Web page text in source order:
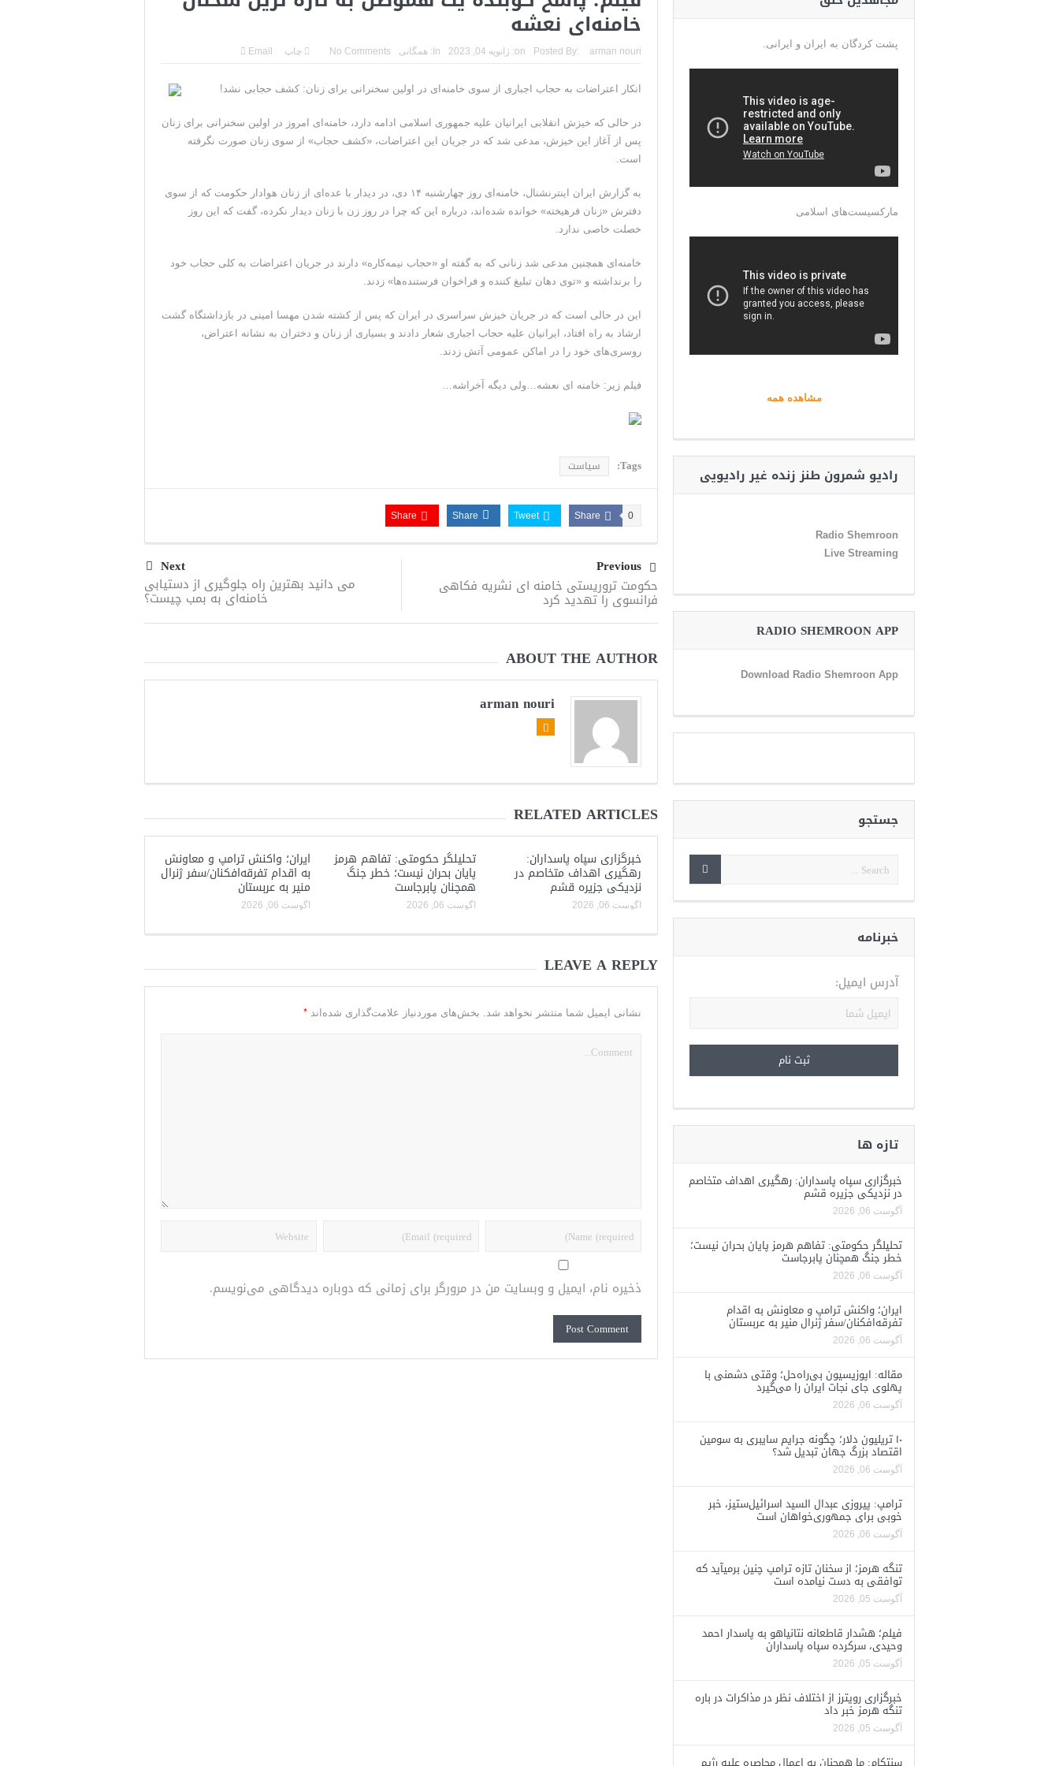
ترامپ: پیروزی عبدال السید اسرائیل‌ستیز، خبر خوبی برای جمهوری‌خواهان است
تنگه هرمز؛ از سخنان تازه ترامپ چنین برمیآید که توافقی به دست نیامده است
سنتکام: ما همچنان به اعمال محاصره علیه رژیم ایران ادامه می‌دهیم
خامنه‌ای نعشه
Posted By: arman nouri
on: ژانویه 04, 2023 In: همگانی No Comments چاپ Email
انکار اعتراضات به حجاب اجباری از سوی خامنه‌ای در اولین سخنرانی برای زنان: کشف حجابی نشد!
در حالی که خیزش انقلابی ایرانیان علیه جمهوری اسلامی ادامه دارد، خامنه‌ای امروز در اولین سخنرانی برای زنان
پس از آغاز این خیزش، مدعی شد که در جریان این اعتراضات، «کشف حجاب» از سوی زنان صورت نگرفته
است.
به گزارش ایران اینترنشنال، خامنه‌ای روز چهارشنبه ۱۴ دی، در دیدار با عده‌ای از زنان هوادار حکومت که از سوی
دفترش «زنان فرهیخته» خوانده شده‌اند، درباره این که چرا در روز زن با زنان دیدار نکرده، گفت که این روز
خصلت خاصی ندارد.
خامنه‌ای همچنین مدعی شد زنانی که به گفته او «حجاب نیمه‌کاره» دارند در جریان اعتراضات به کلی حجاب خود
را برنداشته و «توی دهان تبلیغ کننده و فراخوان فرستنده‌ها» زدند.
این در حالی است که در جریان خیزش سراسری در ایران که پس از کشته شدن مهسا امینی در بازداشتگاه گشت
ارشاد به راه افتاد، ایرانیان علیه حجاب اجباری شعار دادند و بسیاری از زنان و دختران به نشانه اعتراض،
روسری‌های خود را در اماکن عمومی آتش زدند.
فیلم زیر: خامنه ای نعشه…ولی دیگه آخراشه…
Tags: سیاست
Share 0
Tweet
Share
Share
Previous
حکومت تروریستی خامنه ای نشریه فکاهی
فرانسوی را تهدید کرد
Next
می‌ دانید بهترین راه جلوگیری از دستیابی
خامنه‌ای به بمب چیست؟
ABOUT THE AUTHOR
arman nouri
RELATED ARTICLES
خبرگزاری سپاه پاسداران:
رهگیری اهداف متخاصم در
نزدیکی جزیره قشم
آگوست 06, 2026
تحلیلگر حکومتی: تفاهم هرمز
پایان بحران نیست؛ خطر جنگ
همچنان پابرجاست
آگوست 06, 2026
ایران؛ واکنش ترامپ و معاونش
به اقدام تفرقه‌افکنان/سفر ژنرال
منیر به عربستان
آگوست 06, 2026
LEAVE A REPLY
نشانی ایمیل شما منتشر نخواهد شد. بخش‌های موردنیاز علامت‌گذاری شده‌اند *
ذخیره نام، ایمیل و وبسایت من در مرورگر برای زمانی که دوباره دیدگاهی می‌نویسم.
پشت کردگان به ایران و ایرانی.
مارکسیست‌های اسلامی
مشاهده همه
رادیو شمرون طنز زنده غیر رادیویی
Radio Shemroon
Live Streaming
RADIO SHEMROON APP
Download Radio Shemroon App
جستجو
خبرنامه
آدرس ایمیل:
تازه ها
خبرگزاری سپاه پاسداران: رهگیری اهداف متخاصم
در نزدیکی جزیره قشم
آگوست 06, 2026
تحلیلگر حکومتی: تفاهم هرمز پایان بحران نیست؛
خطر جنگ همچنان پابرجاست
آگوست 06, 2026
ایران؛ واکنش ترامپ و معاونش به اقدام
تفرقه‌افکنان/سفر ژنرال منیر به عربستان
آگوست 06, 2026
مقاله: اپوزیسیون بی‌راه‌حل؛ وقتی دشمنی با
پهلوی جای نجات ایران را می‌گیرد
آگوست 06, 2026
۱۰ تریلیون دلار؛ چگونه جرایم سایبری به سومین
اقتصاد بزرگ جهان تبدیل شد؟
آگوست 06, 2026
ترامپ: پیروزی عبدال السید اسرائیل‌ستیز، خبر
خوبی برای جمهوری‌خواهان است
آگوست 06, 2026
تنگه هرمز؛ از سخنان تازه ترامپ چنین برمیآید که
توافقی به دست نیامده است
آگوست 05, 2026
فیلم؛ هشدار قاطعانه نتانیاهو به پاسدار احمد
وحیدی، سرکرده سپاه پاسداران
آگوست 05, 2026
خبرگزاری رویترز از اختلاف نظر در مذاکرات در باره
تنگه هرمز خبر داد
آگوست 05, 2026